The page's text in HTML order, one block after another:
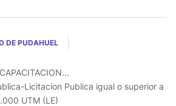
DE PUDAHUEL
Licitacion Publica igual o superior a
UTM (LE)